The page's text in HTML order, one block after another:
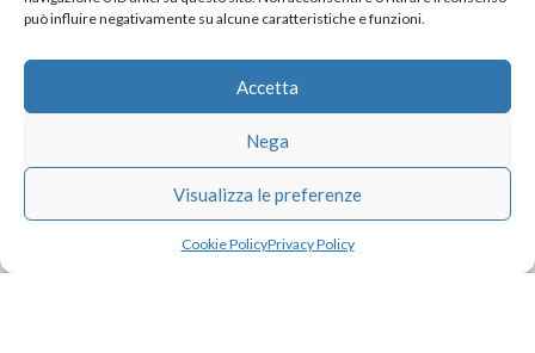
può influire negativamente su alcune caratteristiche e funzioni.
Accetta
Nega
Visualizza le preferenze
Cookie PolicyPrivacy Policy
© TheArchitecturalPost 2024
SOCIAL NETWORK
facebookinstagram